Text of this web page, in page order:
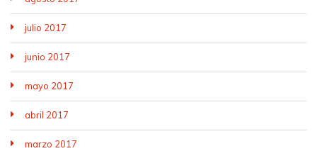
julio 2017
junio 2017
mayo 2017
abril 2017
marzo 2017